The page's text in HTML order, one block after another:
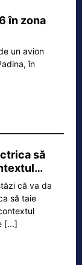
în zona
un avion
în
să
că va da
să taie
[...]